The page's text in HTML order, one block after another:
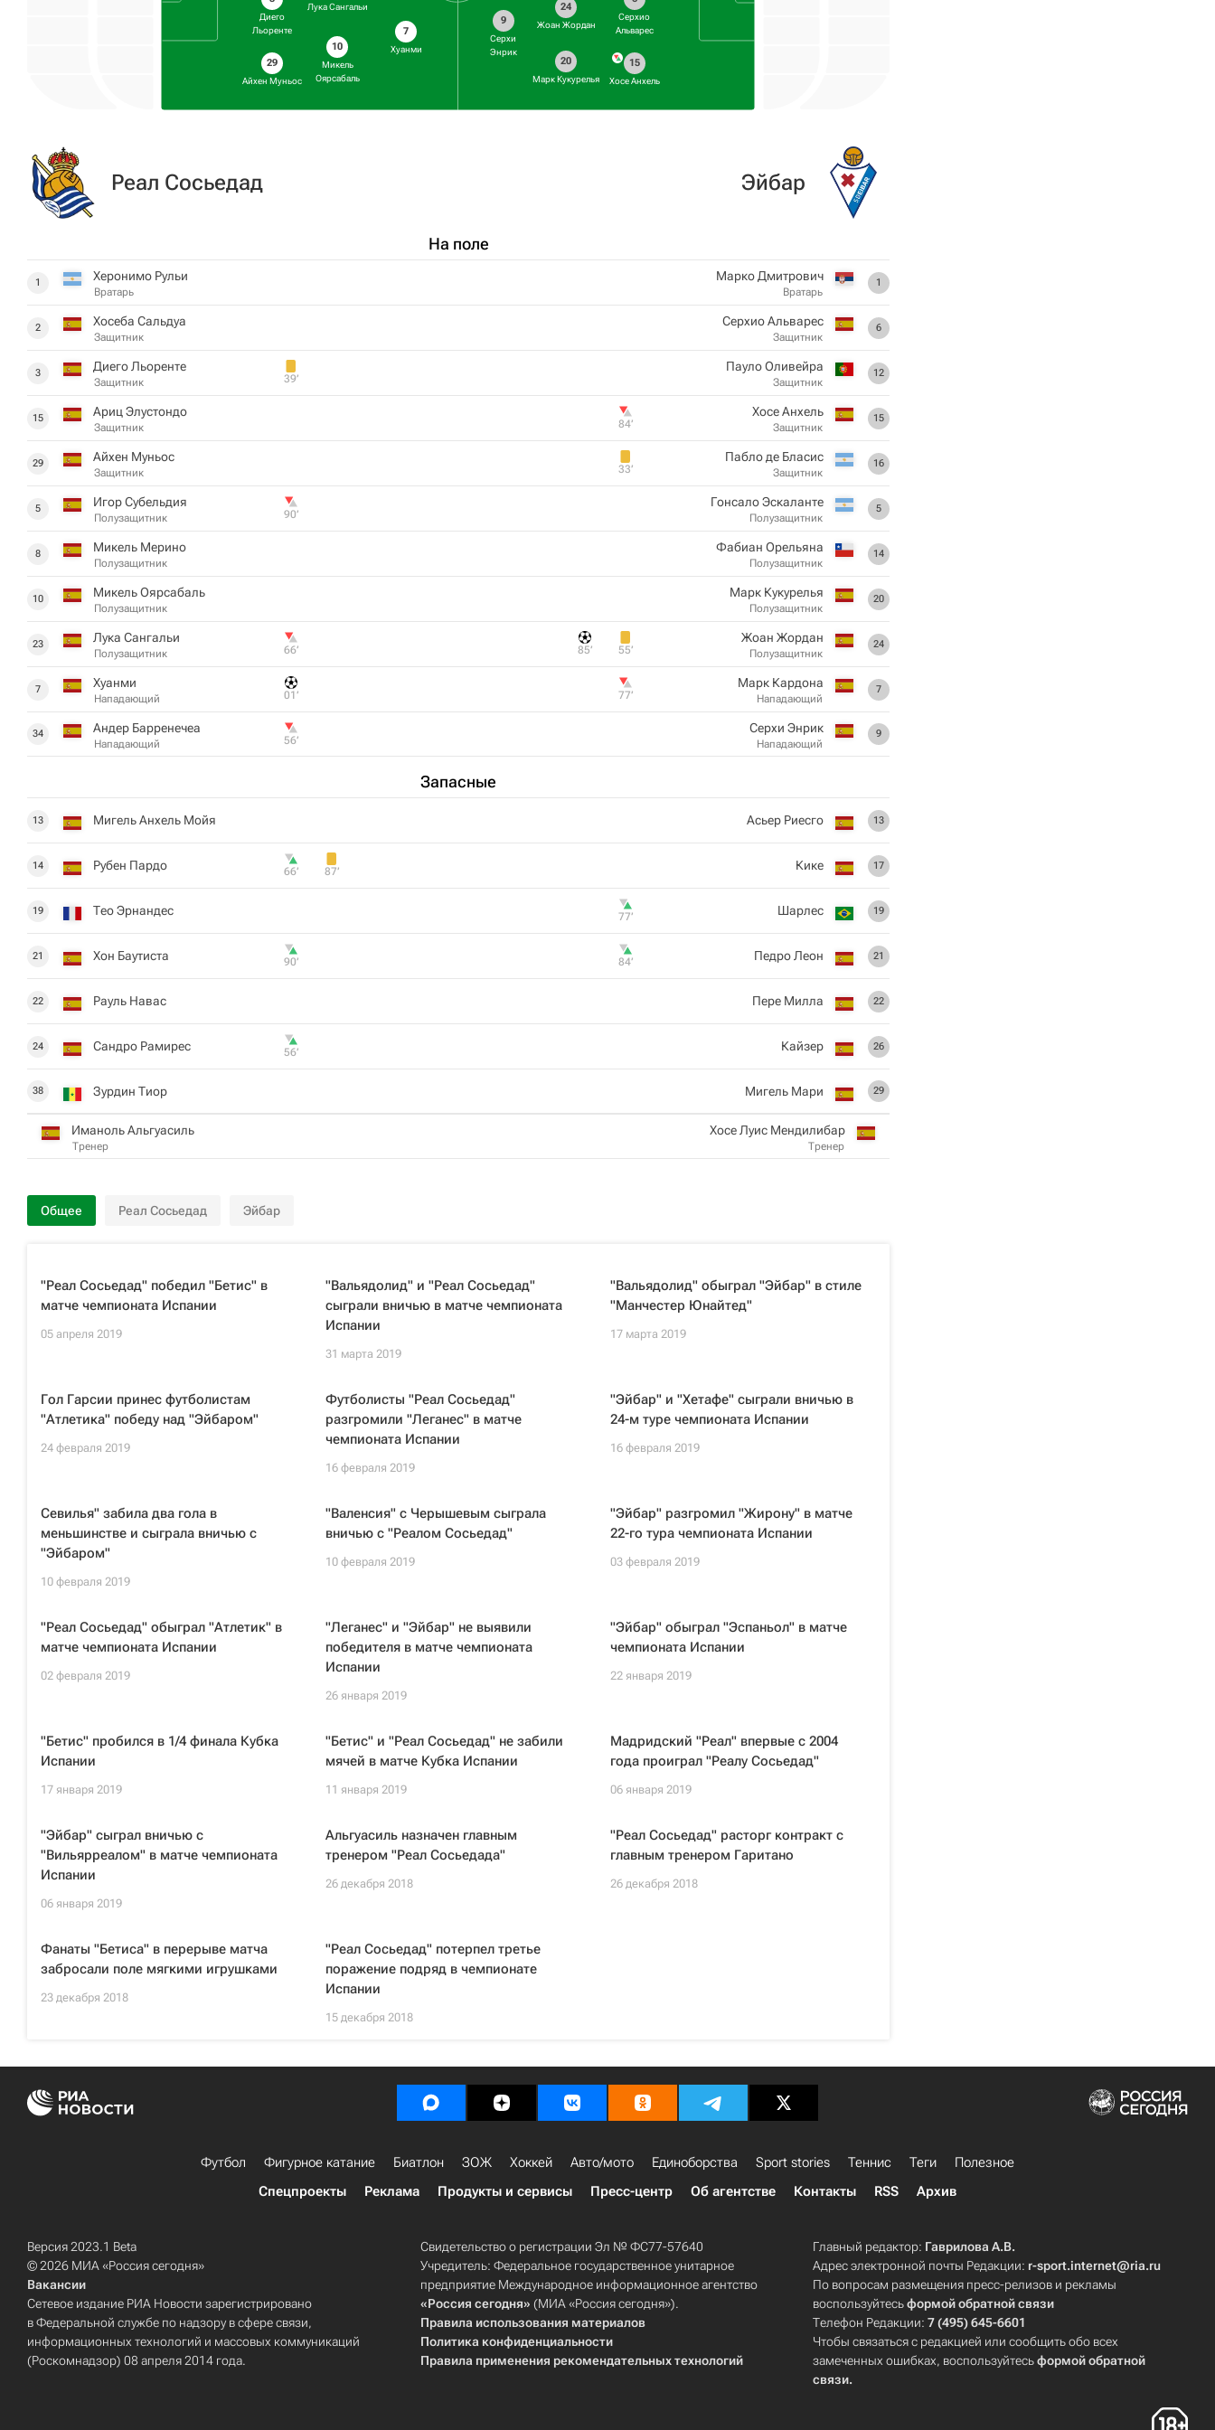
Диего
Льоренте
29
Айхен Муньос
Лука Сангальи
10
Микель
Оярсабаль
7
Хуанми
Серхио
Альварес
15
Хосе Анхель
24
Жоан Жордан
20
Марк Кукурелья
9
Серхи
Энрик
Реал Сосьедад
На поле
1 Херонимо Рульи
Вратарь
2 Хосеба Сальдуа
Защитник
3 Диего Льоренте
Защитник 39‎’‎
15 Ариц Элустондо
Защитник
29 Айхен Муньос
Защитник
5 Игор Субельдия
Полузащитник 90‎’‎
8 Микель Мерино
Полузащитник
10 Микель Оярсабаль
Полузащитник
23 Лука Сангальи
Полузащитник 66‎’‎
7 Хуанми
Нападающий 01‎’‎
34 Андер Барренечеа
Нападающий 56‎’‎
Запасные
13 Мигель Анхель Мойя
14 Рубен Пардо 66‎’‎ 87‎’‎
19 Тео Эрнандес
21 Хон Баутиста 90‎’‎
22 Рауль Навас
24 Сандро Рамирес 56‎’‎
38 Зурдин Тиор
Иманоль Альгуасиль
Тренер
Эйбар
1
Марко Дмитрович
Вратарь
6
Серхио Альварес
Защитник
12
Пауло Оливейра
Защитник
15
Хосе Анхель
Защитник
84‎’‎
16
Пабло де Бласис
Защитник
33‎’‎
5
Гонсало Эскаланте
Полузащитник
14
Фабиан Орельяна
Полузащитник
20
Марк Кукурелья
Полузащитник
24
Жоан Жордан
Полузащитник
55‎’‎
85‎’‎
7
Марк Кардона
Нападающий
77‎’‎
9
Серхи Энрик
Нападающий
13
Асьер Риесго
17
Кике
19
Шарлес
77‎’‎
21
Педро Леон
84‎’‎
22
Пере Милла
26
Кайзер
29
Мигель Мари
Хосе Луис Мендилибар
Тренер
Общее Реал Сосьедад Эйбар
"Реал Сосьедад" победил "Бетис" в
матче чемпионата Испании
05 апреля 2019
"Вальядолид" и "Реал Сосьедад"
сыграли вничью в матче чемпионата
Испании
31 марта 2019
"Вальядолид" обыграл "Эйбар" в стиле
"Манчестер Юнайтед"
17 марта 2019
Гол Гарсии принес футболистам
"Атлетика" победу над "Эйбаром"
24 февраля 2019
Футболисты "Реал Сосьедад"
разгромили "Леганес" в матче
чемпионата Испании
16 февраля 2019
"Эйбар" и "Хетафе" сыграли вничью в
24-м туре чемпионата Испании
16 февраля 2019
Севилья" забила два гола в
меньшинстве и сыграла вничью с
"Эйбаром"
10 февраля 2019
"Валенсия" с Черышевым сыграла
вничью с "Реалом Сосьедад"
10 февраля 2019
"Эйбар" разгромил "Жирону" в матче
22-го тура чемпионата Испании
03 февраля 2019
"Реал Сосьедад" обыграл "Атлетик" в
матче чемпионата Испании
02 февраля 2019
"Леганес" и "Эйбар" не выявили
победителя в матче чемпионата
Испании
26 января 2019
"Эйбар" обыграл "Эспаньол" в матче
чемпионата Испании
22 января 2019
"Бетис" пробился в 1/4 финала Кубка
Испании
17 января 2019
"Бетис" и "Реал Сосьедад" не забили
мячей в матче Кубка Испании
11 января 2019
Мадридский "Реал" впервые с 2004
года проиграл "Реалу Сосьедад"
06 января 2019
"Эйбар" сыграл вничью с
"Вильярреалом" в матче чемпионата
Испании
06 января 2019
Альгуасиль назначен главным
тренером "Реал Сосьедада"
26 декабря 2018
"Реал Сосьедад" расторг контракт с
главным тренером Гаритано
26 декабря 2018
Фанаты "Бетиса" в перерыве матча
забросали поле мягкими игрушками
23 декабря 2018
"Реал Сосьедад" потерпел третье
поражение подряд в чемпионате
Испании
15 декабря 2018
Футбол Фигурное катание Биатлон ЗОЖ Хоккей Авто/мото Единоборства Sport stories Теннис Теги
Полезное
Спецпроекты
Реклама Продукты и сервисы Пресс-центр Об агентстве Контакты RSS Архив
Версия 2023.1 Beta
© 2026 МИА «Россия сегодня»
Вакансии
Сетевое издание РИА Новости зарегистрировано
в Федеральной службе по надзору в сфере связи,
информационных технологий и массовых коммуникаций
(Роскомнадзор) 08 апреля 2014 года.
Свидетельство о регистрации Эл № ФС77-57640
Учредитель: Федеральное государственное унитарное
предприятие Международное информационное агентство
«Россия сегодня» (МИА «Россия сегодня»).
Правила использования материалов
Политика конфиденциальности
Правила применения рекомендательных технологий
Главный редактор: Гаврилова А.В.
Адрес электронной почты Редакции: r-sport.internet@ria.ru
По вопросам размещения пресс-релизов и рекламы
воспользуйтесьформой обратной связи
Телефон Редакции:7 (495) 645-6601
Чтобы связаться с редакцией или сообщить обо всех
замеченных ошибках, воспользуйтесьформой обратной
связи.